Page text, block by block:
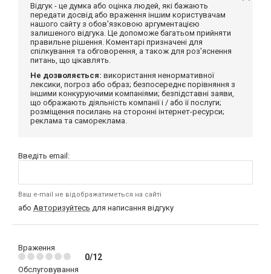
Відгук - це думка або оцінка людей, які бажають
передати досвід або враження іншим користувачам
нашого сайту з обов'язковою аргументацією
залишеного відгука. Це допоможе багатьом прийняти
правильне рішення. Коментарі призначені для
спілкування та обговорення, а також для роз'яснення
питань, що цікавлять.
Не дозволяється: використання ненормативної
лексики, погроз або образ; безпосереднє порівняння з
іншими конкуруючими компаніями; безпідставні заяви,
що ображають діяльність компанії і / або її послуги;
розміщення посилань на сторонні інтернет-ресурси;
реклама та самореклама.
Введіть email:
Ваш e-mail не відображатиметься на сайті
або Авторизуйтесь для написання відгуку
Враження
0/12
Обслуговування